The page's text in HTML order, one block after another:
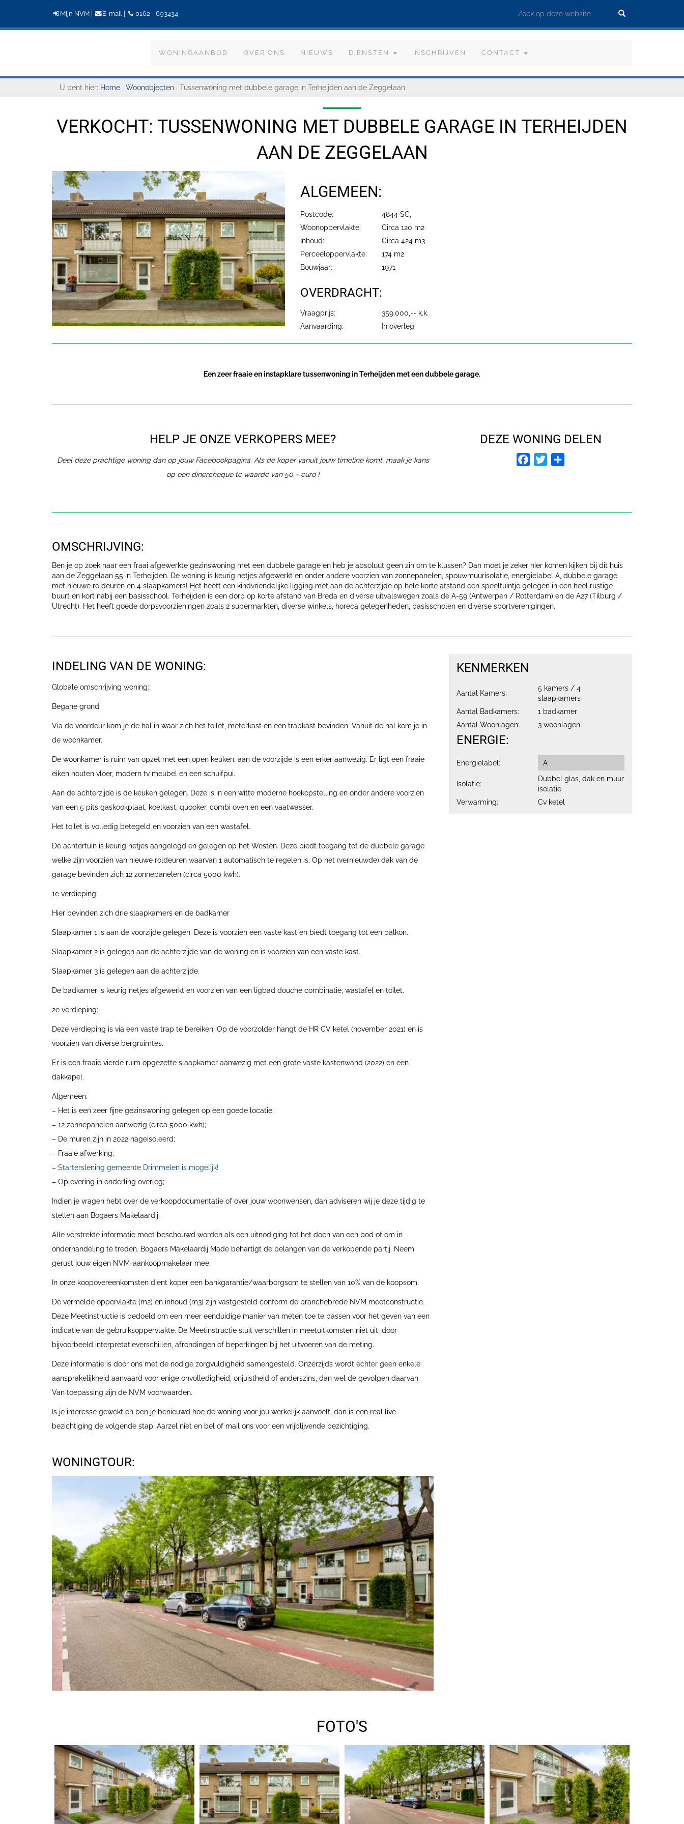
Mijn NVM E-mail 0162 - 693434
WONINGAANBOD OVER ONS NIEUWS DIENSTEN INSCHRIJVEN CONTACT
U bent hier: Home · Woonobjecten · Tussenwoning met dubbele garage in Terheijden aan de Zeggelaan
VERKOCHT: TUSSENWONING MET DUBBELE GARAGE IN TERHEIJDEN
AAN DE ZEGGELAAN
ALGEMEEN:
Postcode:
4844 SC,
Woonoppervlakte:
Circa 120 m2
Inhoud:
Circa 424 m3
Perceeloppervlakte:
174 m2
Bouwjaar:
1971
OVERDRACHT:
Vraagprijs:
359.000,-- k.k.
Aanvaarding:
In overleg
Een zeer fraaie en instapklare tussenwoning in Terheijden met een dubbele garage.
HELP JE ONZE VERKOPERS MEE?
Deel deze prachtige woning dan op jouw Facebookpagina. Als de koper vanuit jouw timeline komt, maak je kans
op een dinercheque te waarde van 50,– euro !
DEZE WONING DELEN
Facebook
Twitter
OMSCHRIJVING:
Ben je op zoek naar een fraai afgewerkte gezinswoning met een dubbele garage en heb je absoluut geen zin om te klussen? Dan moet je zeker hier komen kijken bij dit huis
aan de Zeggelaan 55 in Terheijden. De woning is keurig netjes afgewerkt en onder andere voorzien van zonnepanelen, spouwmuurisolatie, energielabel A, dubbele garage
met nieuwe roldeuren en 4 slaapkamers! Het heeft een kindvriendelijke ligging met aan de achterzijde op hele korte afstand een speeltuintje gelegen in een heel rustige
buurt en kort nabij een basisschool. Terheijden is een dorp op korte afstand van Breda en diverse uitvalswegen zoals de A-59 (Antwerpen / Rotterdam) en de A27 (Tilburg /
Utrecht). Het heeft goede dorpsvoorzieningen zoals 2 supermarkten, diverse winkels, horeca gelegenheden, basisscholen en diverse sportverenigingen.
INDELING VAN DE WONING:
Globale omschrijving woning:
Begane grond
Via de voordeur kom je de hal in waar zich het toilet, meterkast en een trapkast bevinden. Vanuit de hal kom je in
de woonkamer.
De woonkamer is ruim van opzet met een open keuken, aan de voorzijde is een erker aanwezig. Er ligt een fraaie
eiken houten vloer, modern tv meubel en een schuifpui.
Aan de achterzijde is de keuken gelegen. Deze is in een witte moderne hoekopstelling en onder andere voorzien
van een 5 pits gaskookplaat, koelkast, quooker, combi oven en een vaatwasser.
Het toilet is volledig betegeld en voorzien van een wastafel.
De achtertuin is keurig netjes aangelegd en gelegen op het Westen. Deze biedt toegang tot de dubbele garage
welke zijn voorzien van nieuwe roldeuren waarvan 1 automatisch te regelen is. Op het (vernieuwde) dak van de
garage bevinden zich 12 zonnepanelen (circa 5000 kwh).
1e verdieping:
Hier bevinden zich drie slaapkamers en de badkamer
Slaapkamer 1 is aan de voorzijde gelegen. Deze is voorzien een vaste kast en biedt toegang tot een balkon.
Slaapkamer 2 is gelegen aan de achterzijde van de woning en is voorzien van een vaste kast.
Slaapkamer 3 is gelegen aan de achterzijde.
De badkamer is keurig netjes afgewerkt en voorzien van een ligbad douche combinatie, wastafel en toilet.
2e verdieping:
Deze verdieping is via een vaste trap te bereiken. Op de voorzolder hangt de HR CV ketel (november 2021) en is
voorzien van diverse bergruimtes.
Er is een fraaie vierde ruim opgezette slaapkamer aanwezig met een grote vaste kastenwand (2022) en een
dakkapel.
Algemeen:
– Het is een zeer fijne gezinswoning gelegen op een goede locatie;
– 12 zonnepanelen aanwezig (circa 5000 kwh);
– De muren zijn in 2022 nageisoleerd;
– Fraaie afwerking;
– Starterslening gemeente Drimmelen is mogelijk!
– Oplevering in onderling overleg;
Indien je vragen hebt over de verkoopdocumentatie of over jouw woonwensen, dan adviseren wij je deze tijdig te
stellen aan Bogaers Makelaardij.
Alle verstrekte informatie moet beschouwd worden als een uitnodiging tot het doen van een bod of om in
onderhandeling te treden. Bogaers Makelaardij Made behartigt de belangen van de verkopende partij. Neem
gerust jouw eigen NVM-aankoopmakelaar mee.
In onze koopovereenkomsten dient koper een bankgarantie/waarborgsom te stellen van 10% van de koopsom.
De vermelde oppervlakte (m2) en inhoud (m3) zijn vastgesteld conform de branchebrede NVM meetconstructie.
Deze Meetinstructie is bedoeld om een meer eenduidige manier van meten toe te passen voor het geven van een
indicatie van de gebruiksoppervlakte. De Meetinstructie sluit verschillen in meetuitkomsten niet uit, door
bijvoorbeeld interpretatieverschillen, afrondingen of beperkingen bij het uitvoeren van de meting.
Deze informatie is door ons met de nodige zorgvuldigheid samengesteld. Onzerzijds wordt echter geen enkele
aansprakelijkheid aanvaard voor enige onvolledigheid, onjuistheid of anderszins, dan wel de gevolgen daarvan.
Van toepassing zijn de NVM voorwaarden.
Is je interesse gewekt en ben je benieuwd hoe de woning voor jou werkelijk aanvoelt, dan is een real live
bezichtiging de volgende stap. Aarzel niet en bel of mail ons voor een vrijblijvende bezichtiging.
WONINGTOUR:
KENMERKEN
Aantal Kamers:
5 kamers / 4
slaapkamers
Aantal Badkamers:
1 badkamer
Aantal Woonlagen:
3 woonlagen.
ENERGIE:
Energielabel: A
Isolatie:
Dubbel glas, dak en muur
isolatie.
Verwarming:
Cv ketel
FOTO'S